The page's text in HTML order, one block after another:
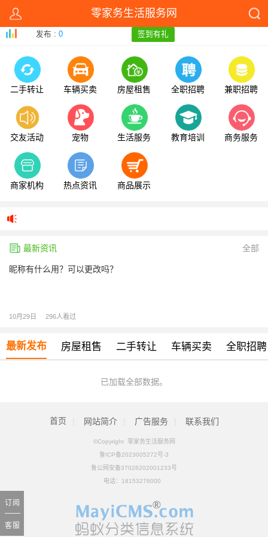
零家务生活服务网
发布 :0 签到有礼
二手转让 车辆买卖 房屋租售 全职招聘 兼职招聘
交友活动 宠物 生活服务 教育培训 商务服务
商家机构 热点资讯 商品展示
最新资讯 全部
昵称有什么用？可以更改吗？
10月29日 296人看过
最新发布 房屋租售 二手转让 车辆买卖 全职招聘
已加载全部数据。
订阅
客服
首页 网站简介 广告服务 联系我们
©Copyright 零家务生活服务网
鲁ICP备2023005272号-3
鲁公网安备37028202001233号
电话： 18153276000